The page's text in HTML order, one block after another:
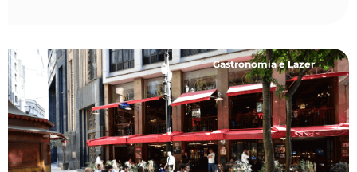
Gastronomia e Lazer